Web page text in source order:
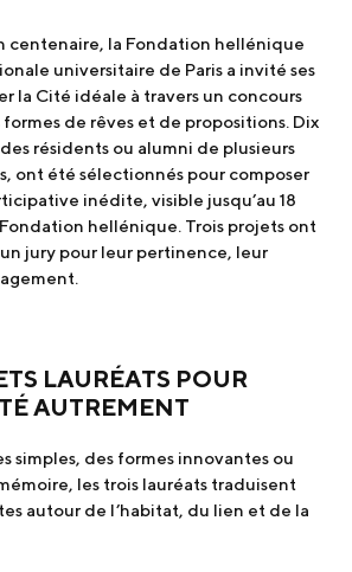
centenaire, la Fondation hellénique
universitaire de Paris a invité ses
la Cité idéale à travers un concours
de rêves et de propositions. Dix
résidents ou alumni de plusieurs
ont été sélectionnés pour composer
inédite, visible jusqu’au 18
hellénique. Trois projets ont
jury pour leur pertinence, leur
LAURÉATS POUR
AUTREMENT
simples, des formes innovantes ou
les trois lauréats traduisent
autour de l’habitat, du lien et de la